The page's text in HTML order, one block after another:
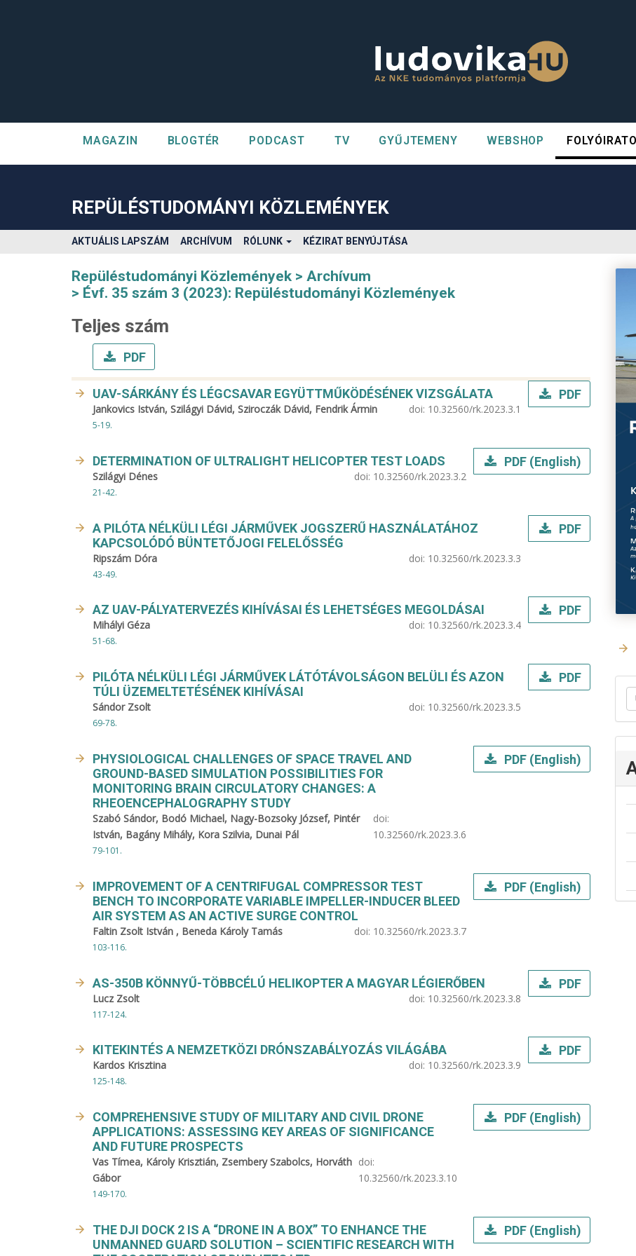
##plugins.themes.bootstrap3.accessible_menu.label##
##plugins.themes.bootstrap3.accessible_menu.main_content##
##plugins.themes.bootstrap3.accessible_menu.sidebar##
MAGAZIN BLOGTÉR PODCAST TV GYŰJTEMENY WEBSHOP
REPÜLÉSTUDOMÁNYI KÖZLEMÉNYEK
AKTUÁLIS LAPSZÁM ARCHÍVUM RÓLUNK KÉZIRAT BENYÚJTÁSA
Repüléstudományi Közlemények
Archívum
Évf. 35 szám 3 (2023): Repüléstudományi Közlemények
Teljes szám
PDF
UAV-SÁRKÁNY ÉS LÉGCSAVAR EGYÜTTMŰKÖDÉSÉNEK VIZSGÁLATA
Jankovics István, Szilágyi Dávid, Sziroczák Dávid, Fendrik Ármin doi: 10.32560/rk.2023.3.1
5-19.
PDF
DETERMINATION OF ULTRALIGHT HELICOPTER TEST LOADS
Szilágyi Dénes doi: 10.32560/rk.2023.3.2
21-42.
PDF (English)
A PILÓTA NÉLKÜLI LÉGI JÁRMŰVEK JOGSZERŰ HASZNÁLATÁHOZ
KAPCSOLÓDÓ BÜNTETŐJOGI FELELŐSSÉG
Ripszám Dóra doi: 10.32560/rk.2023.3.3
43-49.
PDF
AZ UAV-PÁLYATERVEZÉS KIHÍVÁSAI ÉS LEHETSÉGES MEGOLDÁSAI
Mihályi Géza doi: 10.32560/rk.2023.3.4
51-68.
PDF
PILÓTA NÉLKÜLI LÉGI JÁRMŰVEK LÁTÓTÁVOLSÁGON BELÜLI ÉS AZON
TÚLI ÜZEMELTETÉSÉNEK KIHÍVÁSAI
Sándor Zsolt doi: 10.32560/rk.2023.3.5
69-78.
PDF
PHYSIOLOGICAL CHALLENGES OF SPACE TRAVEL AND
GROUND-BASED SIMULATION POSSIBILITIES FOR
MONITORING BRAIN CIRCULATORY CHANGES: A
RHEOENCEPHALOGRAPHY STUDY
Szabó Sándor, Bodó Michael, Nagy-Bozsoky József, Pintér
István, Bagány Mihály, Kora Szilvia, Dunai Pál
doi:
10.32560/rk.2023.3.6
79-101.
PDF (English)
IMPROVEMENT OF A CENTRIFUGAL COMPRESSOR TEST
BENCH TO INCORPORATE VARIABLE IMPELLER-INDUCER BLEED
AIR SYSTEM AS AN ACTIVE SURGE CONTROL
Faltin Zsolt István , Beneda Károly Tamás doi: 10.32560/rk.2023.3.7
103-116.
PDF (English)
AS-350B KÖNNYŰ-TÖBBCÉLÚ HELIKOPTER A MAGYAR LÉGIERŐBEN
Lucz Zsolt doi: 10.32560/rk.2023.3.8
117-124.
PDF
KITEKINTÉS A NEMZETKÖZI DRÓNSZABÁLYOZÁS VILÁGÁBA
Kardos Krisztina doi: 10.32560/rk.2023.3.9
125-148.
PDF
COMPREHENSIVE STUDY OF MILITARY AND CIVIL DRONE
APPLICATIONS: ASSESSING KEY AREAS OF SIGNIFICANCE
AND FUTURE PROSPECTS
Vas Tímea, Károly Krisztián, Zsembery Szabolcs, Horváth
Gábor
doi:
10.32560/rk.2023.3.10
149-170.
PDF (English)
THE DJI DOCK 2 IS A “DRONE IN A BOX” TO ENHANCE THE
UNMANNED GUARD SOLUTION – SCIENTIFIC RESEARCH WITH
PDF (English)